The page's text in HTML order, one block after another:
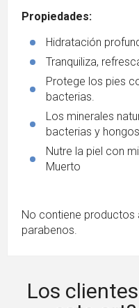
Propiedades:
Hidratación
Tranquiliza,
Protege los pies
bacterias.
Los minerales
bacterias y
Nutre la piel con
Muerto
No contiene productos
parabenos.
Los